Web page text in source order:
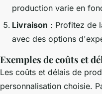
production varie en
Livraison : Profitez de
avec des options
Exemples de coûts et
Les coûts et délais de
personnalisation choisie.